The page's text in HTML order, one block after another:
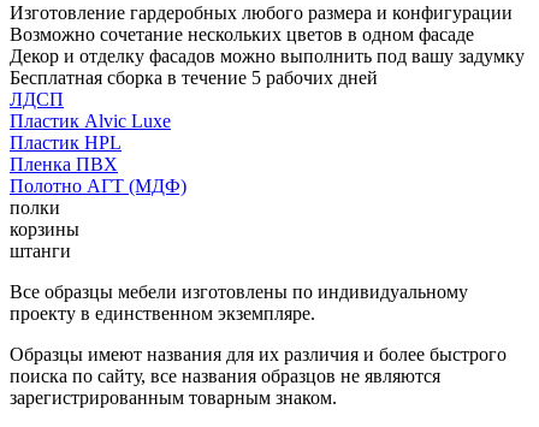
Изготовление гардеробных любого размера и конфигурации
Возможно сочетание нескольких цветов в одном фасаде
Декор и отделку фасадов можно выполнить под вашу задумку
Бесплатная сборка в течение 5 рабочих дней
ЛДСП
Пластик Alvic Luxe
Пластик HPL
Пленка ПВХ
Полотно АГТ (МДФ)
полки
корзины
штанги
Все образцы мебели изготовлены по индивидуальному
проекту в единственном экземпляре.
Образцы имеют названия для их различия и более быстрого
поиска по сайту, все названия образцов не являются
зарегистрированным товарным знаком.